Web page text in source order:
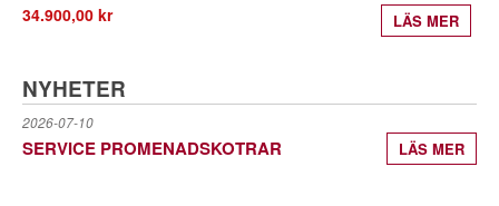
34.900,00 kr
LÄS MER
NYHETER
2026-07-10
SERVICE PROMENADSKOTRAR LÄS MER